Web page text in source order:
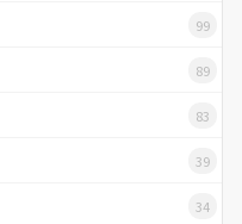
99
89
83
39
34